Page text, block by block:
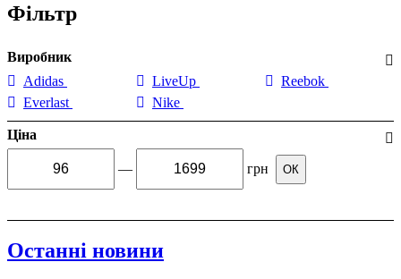
Фільтр
Виробник
Adidas
Everlast
LiveUp
Nike
Reebok
Ціна
— грн ОК
Останні новини